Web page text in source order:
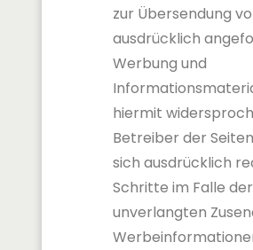
zur Übersendung
ausdrücklich
Werbung und
hiermit
Betreiber der
sich ausdrücklich
Schritte im Falle der
unverlangten